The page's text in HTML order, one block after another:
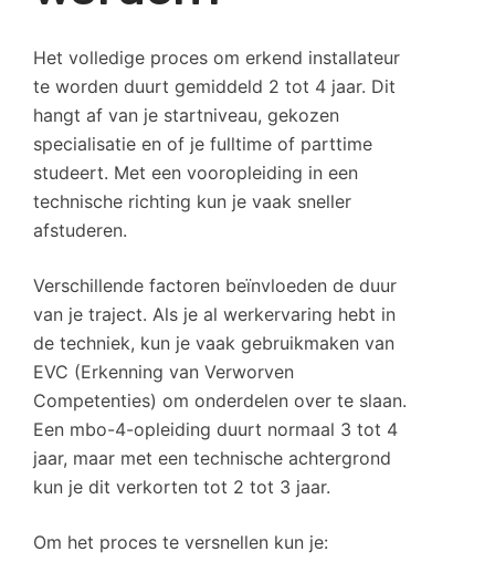
Het volledige proces om erkend installateur
te worden duurt gemiddeld 2 tot 4 jaar. Dit
hangt af van je startniveau, gekozen
specialisatie en of je fulltime of parttime
studeert. Met een vooropleiding in een
technische richting kun je vaak sneller
afstuderen.
Verschillende factoren beïnvloeden de duur
van je traject. Als je al werkervaring hebt in
de techniek, kun je vaak gebruikmaken van
EVC (Erkenning van Verworven
Competenties) om onderdelen over te slaan.
Een mbo-4-opleiding duurt normaal 3 tot 4
jaar, maar met een technische achtergrond
kun je dit verkorten tot 2 tot 3 jaar.
Om het proces te versnellen kun je: